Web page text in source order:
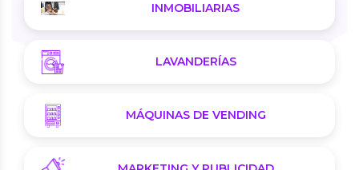
INMOBILIARIAS
LAVANDERÍAS
MÁQUINAS DE VENDING